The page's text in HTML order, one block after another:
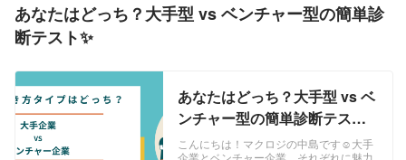
あなたはどっち？大手型 vs ベンチャー型の簡単診
断テスト✨
あなたはどっち？大手型 vs ベ
ンチャー型の簡単診断テスト✨
| 応募対策
こんにちは！マクロジの中島です☺大手
企業とベンチャー企業、それぞれに魅力